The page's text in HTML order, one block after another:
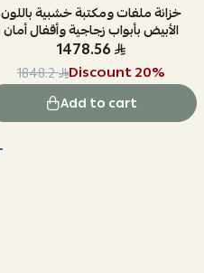
خزانة ملفات ومكتبة خشبية باللون
الأبيض بأبواب زجاجية وأقفال أمان
1478.56
1848.2 Discount20%
Add to cart